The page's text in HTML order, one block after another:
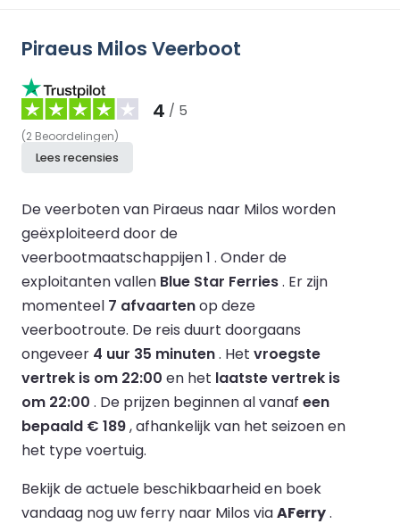
Piraeus Milos Veerboot
4 / 5
(2 Beoordelingen)
Lees recensies
De veerboten van Piraeus naar Milos worden
geëxploiteerd door de
veerbootmaatschappijen 1 . Onder de
exploitanten vallen Blue Star Ferries. Er zijn
momenteel 7 afvaartenop deze
veerbootroute. De reis duurt doorgaans
ongeveer 4 uur 35 minuten. Het vroegste
vertrek is om 22:00 en het laatste vertrek is
om 22:00 . De prijzen beginnen al vanaf een
bepaald € 189, afhankelijk van het seizoen en
het type voertuig.
Bekijk de actuele beschikbaarheid en boek
vandaag nog uw ferry naar Milos viaAFerry.